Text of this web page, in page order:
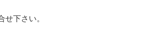
せ下さい。